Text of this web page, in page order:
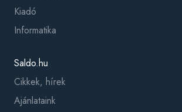
Kiadó
Informatika
Saldo.hu
Cikkek, hírek
Ajánlataink